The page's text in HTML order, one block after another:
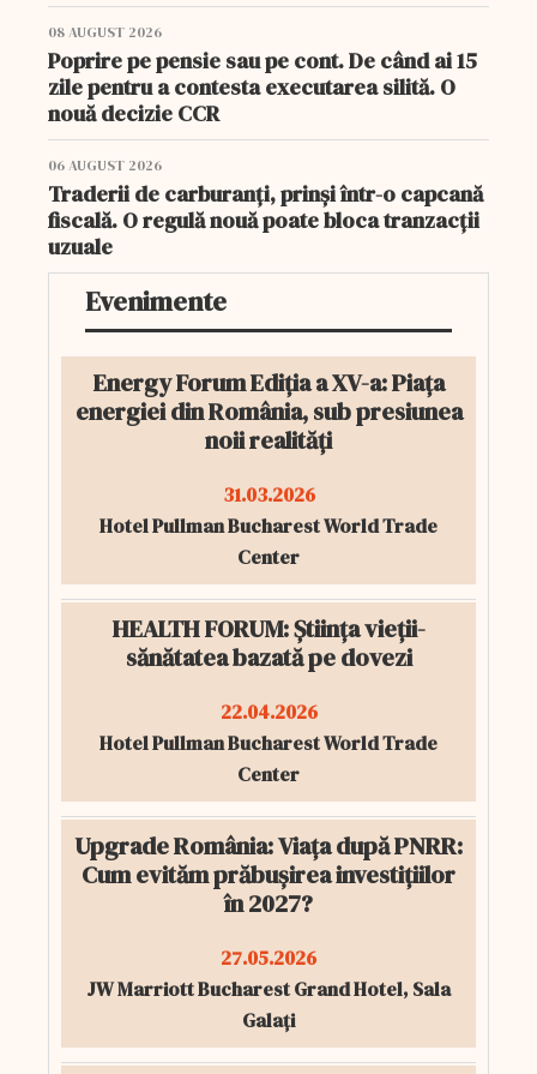
08 AUGUST 2026
Poprire pe pensie sau pe cont. De când ai 15
zile pentru a contesta executarea silită. O
nouă decizie CCR
06 AUGUST 2026
Traderii de carburanți, prinși într-o capcană
fiscală. O regulă nouă poate bloca tranzacții
uzuale
Evenimente
Energy Forum Ediția a XV-a: Piața
energiei din România, sub presiunea
noii realități
31.03.2026
Hotel Pullman Bucharest World Trade
Center
HEALTH FORUM: Știința vieții-
sănătatea bazată pe dovezi
22.04.2026
Hotel Pullman Bucharest World Trade
Center
Upgrade România: Viața după PNRR:
Cum evităm prăbușirea investițiilor
în 2027?
27.05.2026
JW Marriott Bucharest Grand Hotel, Sala
Galați